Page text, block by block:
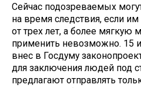
Сейчас подозреваемых
на время следствия, если
от трех лет, а более мягкую
применить невозможно. 15
внес в Госдуму
для заключения людей под
предлагают отправлять